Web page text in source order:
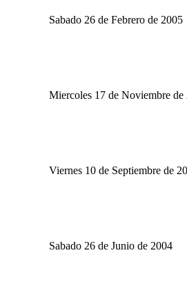
Sabado 26 de Febrero de 2005
Miercoles 17 de Noviembre de
Viernes 10 de Septiembre de
Sabado 26 de Junio de 2004